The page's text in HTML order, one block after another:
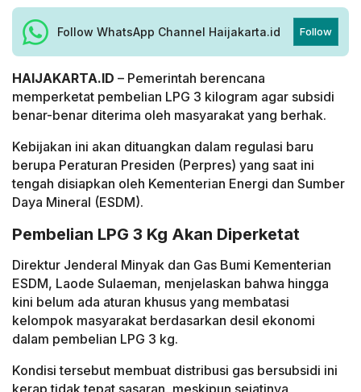
Follow WhatsApp Channel Haijakarta.id Follow
HAIJAKARTA.ID – Pemerintah berencana
memperketat pembelian LPG 3 kilogram agar subsidi
benar-benar diterima oleh masyarakat yang berhak.
Kebijakan ini akan dituangkan dalam regulasi baru
berupa Peraturan Presiden (Perpres) yang saat ini
tengah disiapkan oleh Kementerian Energi dan Sumber
Daya Mineral (ESDM).
Pembelian LPG 3 Kg Akan Diperketat
Direktur Jenderal Minyak dan Gas Bumi Kementerian
ESDM, Laode Sulaeman, menjelaskan bahwa hingga
kini belum ada aturan khusus yang membatasi
kelompok masyarakat berdasarkan desil ekonomi
dalam pembelian LPG 3 kg.
Kondisi tersebut membuat distribusi gas bersubsidi ini